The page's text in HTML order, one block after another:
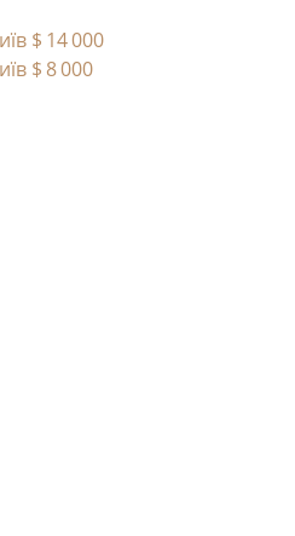
$ 14 000
$ 8 000